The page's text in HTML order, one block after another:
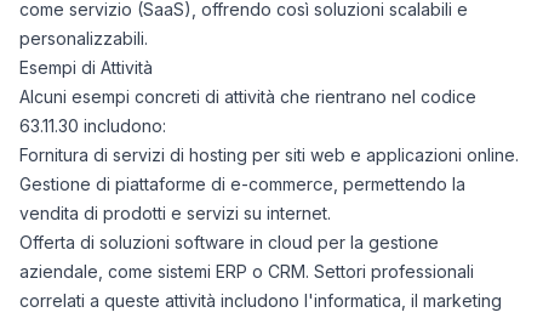
come servizio (SaaS), offrendo così soluzioni scalabili e
personalizzabili.
Esempi di Attività
Alcuni esempi concreti di attività che rientrano nel codice
63.11.30 includono:
Fornitura di servizi di hosting per siti web e applicazioni online.
Gestione di piattaforme di e-commerce, permettendo la
vendita di prodotti e servizi su internet.
Offerta di soluzioni software in cloud per la gestione
aziendale, come sistemi ERP o CRM. Settori professionali
correlati a queste attività includono l'informatica, il marketing